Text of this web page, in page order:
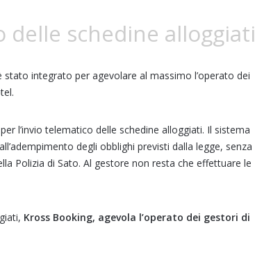
delle schedine alloggiati
stato integrato per agevolare al massimo l’operato dei
l’invio telematico delle schedine alloggiati. Il sistema
degli obblighi previsti dalla legge, senza
Polizia di Sato. Al gestore non resta che effettuare le
Kross Booking, agevola l’operato dei gestori di